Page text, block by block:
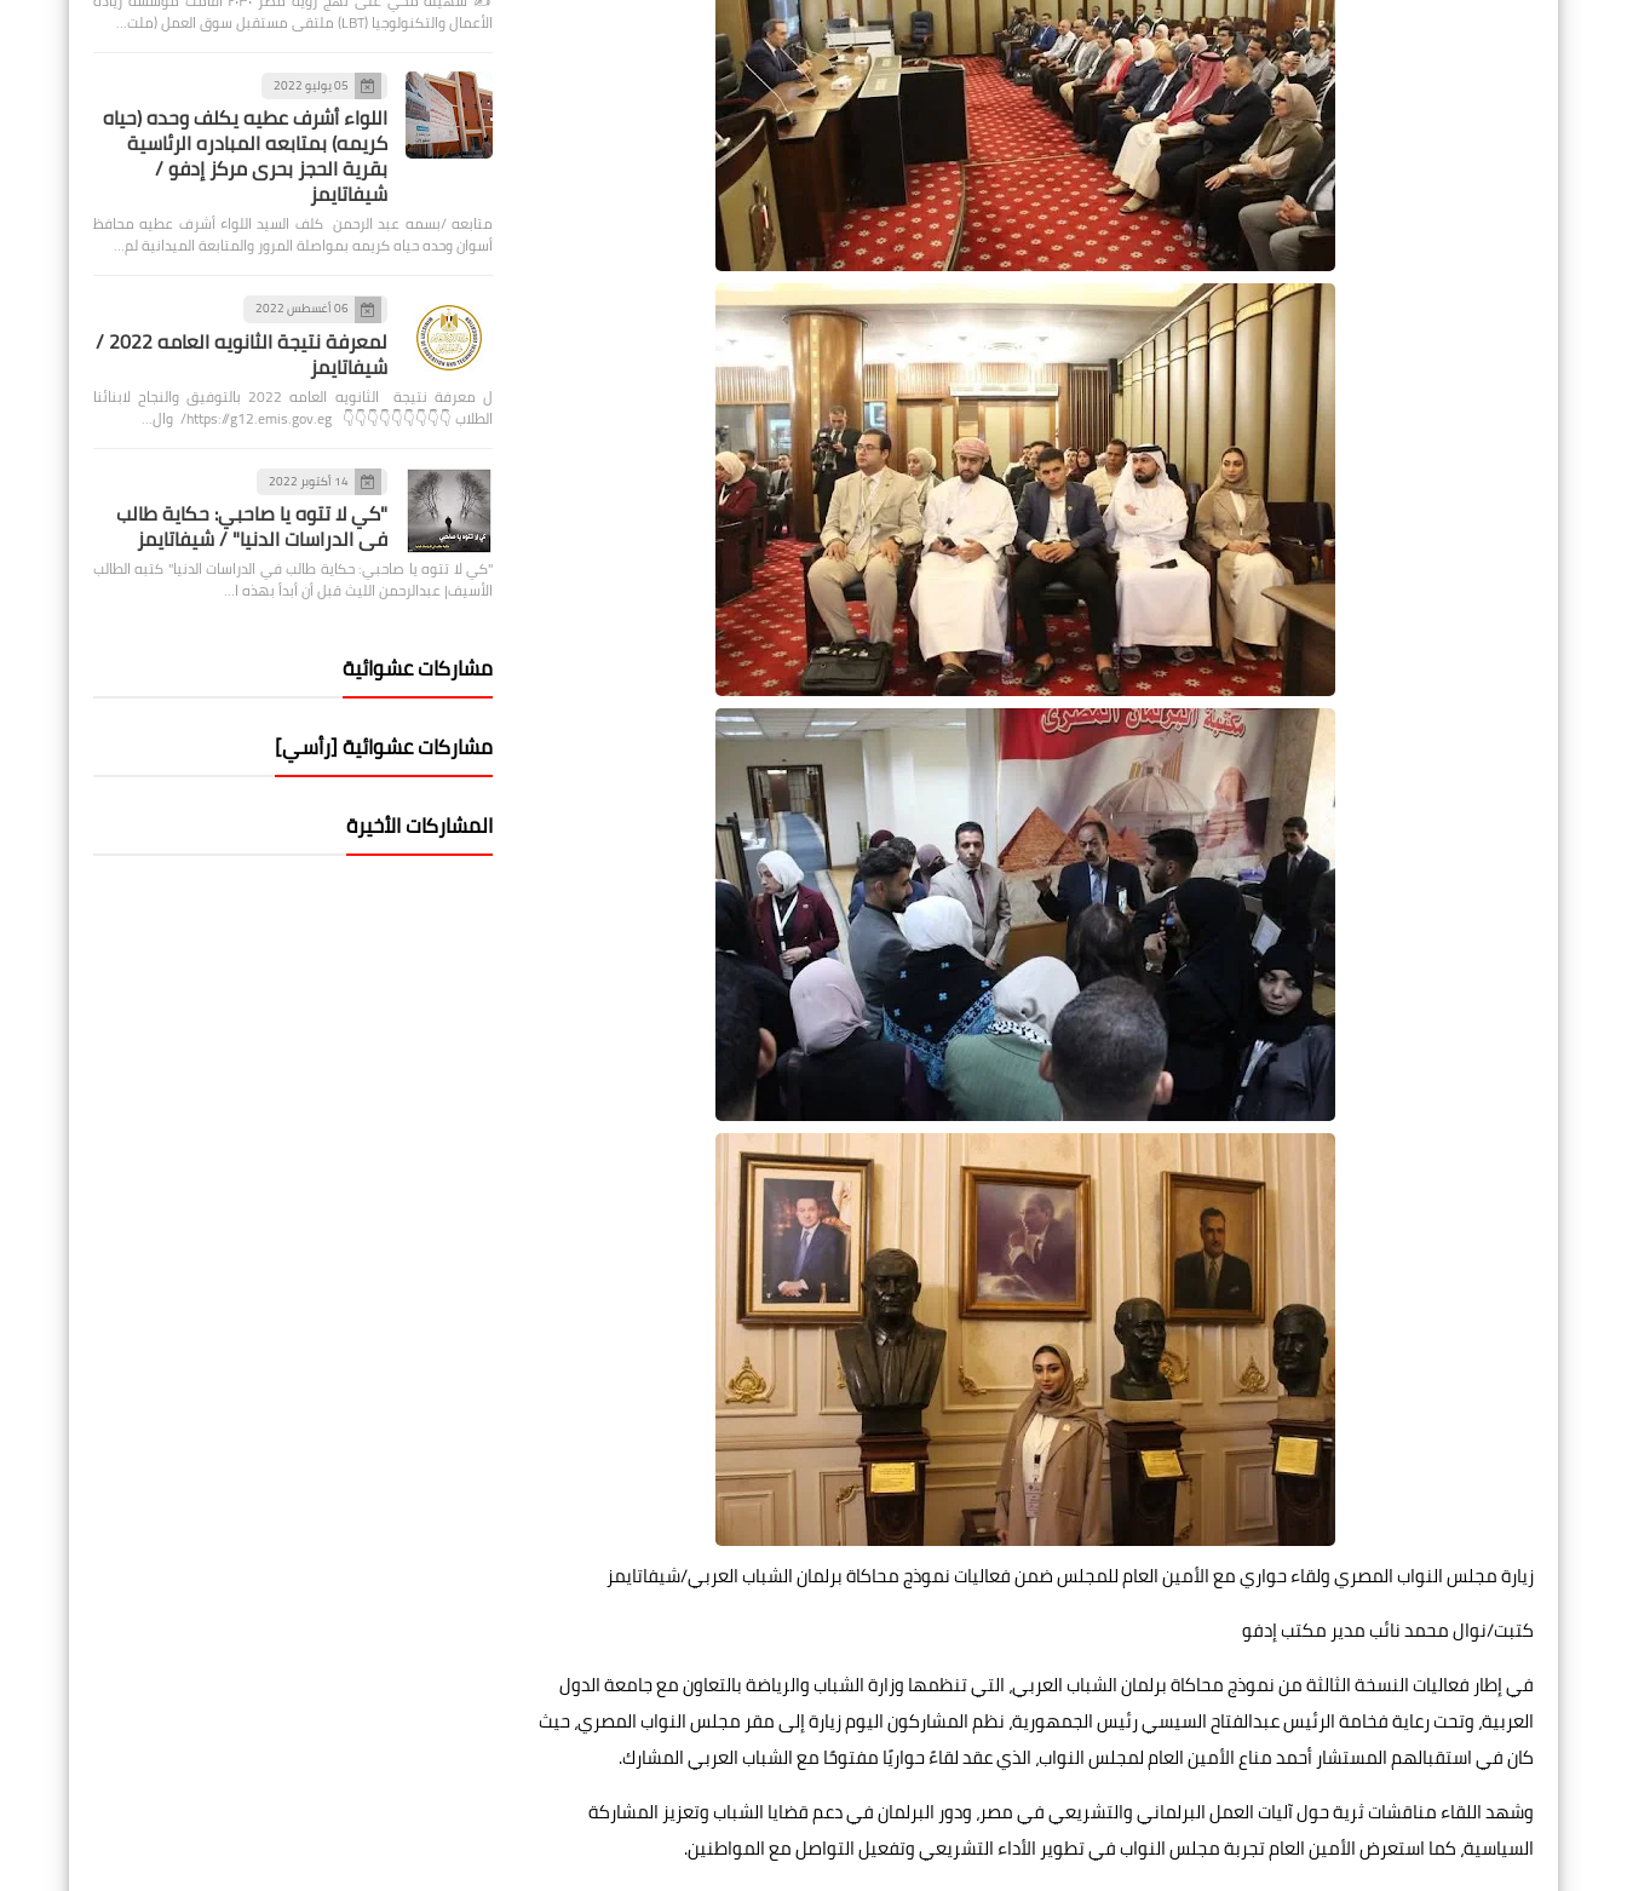
زيارة مجلس النواب المصري ولقاء حواري مع الأمين العام للمجلس ضمن فعاليات نموذج محاكاة برلمان الشباب العربي/شيفاتايمز
كتبت/نوال محمد نائب مدير مكتب إدفو
في إطار فعاليات النسخة الثالثة من نموذج محاكاة برلمان الشباب العربي، التي تنظمها وزارة الشباب والرياضة بالتعاون مع جامعة الدول
العربية، وتحت رعاية فخامة الرئيس عبدالفتاح السيسي رئيس الجمهورية، نظم المشاركون اليوم زيارة إلى مقر مجلس النواب المصري، حيث
كان في استقبالهم المستشار أحمد مناع الأمين العام لمجلس النواب، الذي عقد لقاءً حواريًا مفتوحًا مع الشباب العربي المشارك.
وشهد اللقاء مناقشات ثرية حول آليات العمل البرلماني والتشريعي في مصر، ودور البرلمان في دعم قضايا الشباب وتعزيز المشاركة
السياسية، كما استعرض الأمين العام تجربة مجلس النواب في تطوير الأداء التشريعي وتفعيل التواصل مع المواطنين.
الأعمال والتكنولوجيا (LBT) ملتقى مستقبل سوق العمل (ملت…
05 يوليو 2022
اللواء أشرف عطيه يكلف وحده (حياه
كريمه) بمتابعه المبادره الرئاسية
بقرية الحجز بحرى مركز إدفو /
شيفاتايمز
متابعه /بسمه عبد الرحمن كلف السيد اللواء أشرف عطيه محافظ
أسوان وحده حياه كريمه بمواصلة المرور والمتابعة الميدانية لم…
06 أغسطس 2022
لمعرفة نتيجة الثانويه العامه 2022 /
شيفاتايمز
ل معرفة نتيجة الثانويه العامه 2022 بالتوفيق والنجاح لابنائنا
الطلاب 👇👇👇👇👇👇👇👇👇 https://g12.emis.gov.eg/ وال…
14 أكتوبر 2022
"كي لا تتوه يا صاحبي: حكاية طالب
في الدراسات الدنيا" / شيفاتايمز
"كي لا تتوه يا صاحبي: حكاية طالب في الدراسات الدنيا" كتبه الطالب
الأسيف| عبدالرحمن الليث قبل أن أبدأ بهذه ا…
مشاركات عشوائية
مشاركات عشوائية [رأسي]
المشاركات الأخيرة